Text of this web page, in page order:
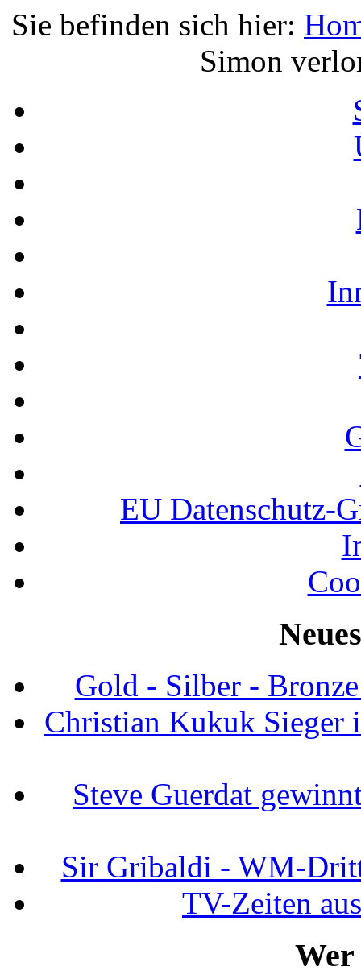
Sie befinden sich hier:
Simon
EU Datenschutz-
Gold - Silber -
Christian Kukuk
Steve Guerdat
Sir Gribaldi - WM-
TV-Zeiten